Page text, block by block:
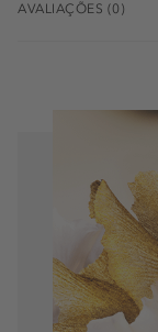
AVALIAÇÕES (0)